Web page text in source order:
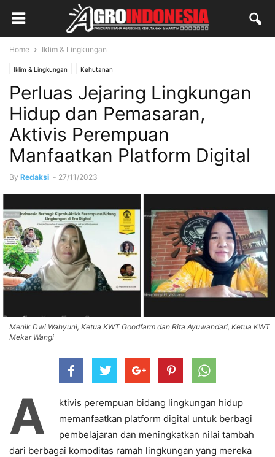
Home Iklim & Lingkungan
Iklim & Lingkungan Kehutanan
Perluas Jejaring Lingkungan
Hidup dan Pemasaran,
Aktivis Perempuan
Manfaatkan Platform Digital
By Redaksi - 27/11/2023
Menik Dwi Wahyuni, Ketua KWT Goodfarm dan Rita Ayuwandari, Ketua KWT
Mekar Wangi
A
ktivis perempuan bidang lingkungan hidup
memanfaatkan platform digital untuk berbagi
pembelajaran dan meningkatkan nilai tambah
dari berbagai komoditas ramah lingkungan yang mereka